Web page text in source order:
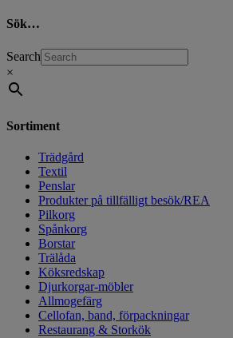
Sök…
Search
×
Sortiment
Trädgård
Textil
Penslar
Produkter på tillfälligt besök/REA
Pilkorg
Spånkorg
Borstar
Trälåda
Köksredskap
Djurkorgar-möbler
Allmogefärg
Cellofan, band, förpackningar
Restaurang & Storkök